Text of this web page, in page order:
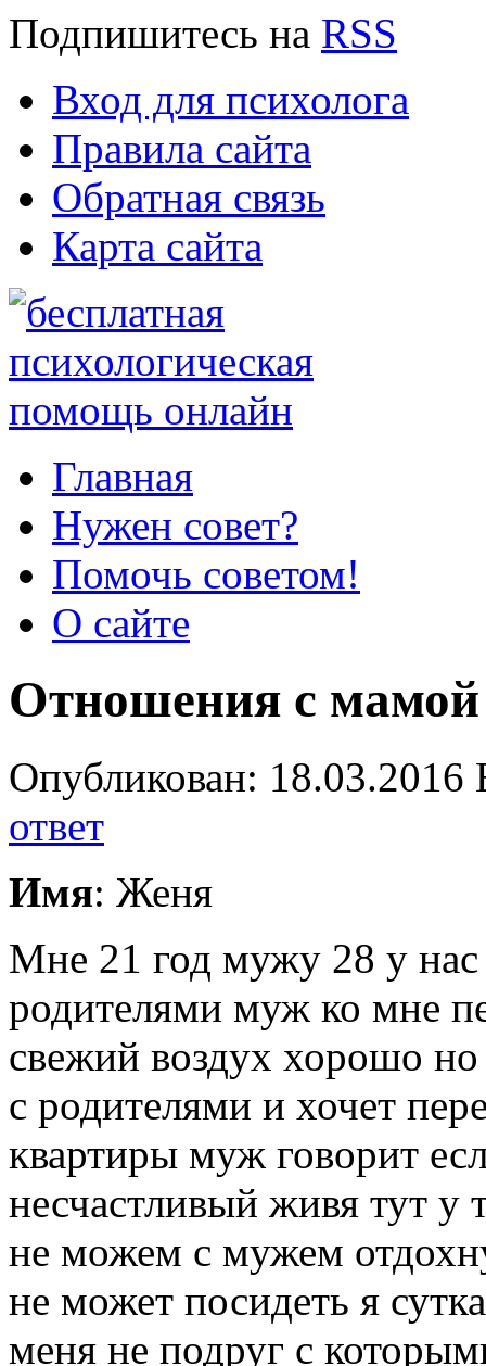
Подпишитесь на RSS
Вход для психолога
Правила сайта
Обратная связь
Карта сайта
Главная
Нужен совет?
Помочь советом!
О сайте
Отношения с
Опубликован:
ответ
Имя: Женя
Мне 21 год мужу 28 у
родителями муж ко мне
свежий воздух хорошо
с родителями и хочет
квартиры муж говорит
несчастливый живя тут
не можем с мужем
не может посидеть я
меня не подруг с